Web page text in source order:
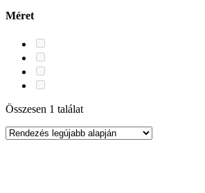
Méret
Összesen 1 találat